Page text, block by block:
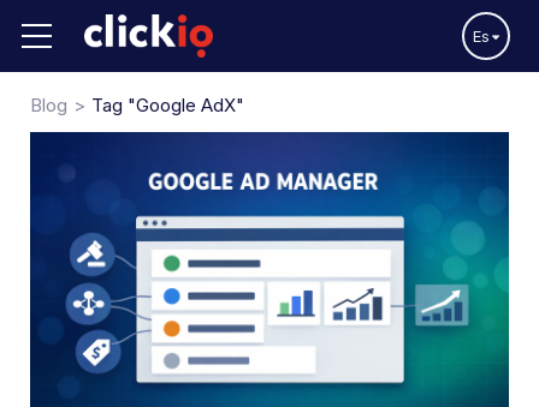
Es
Blog Tag "Google AdX"